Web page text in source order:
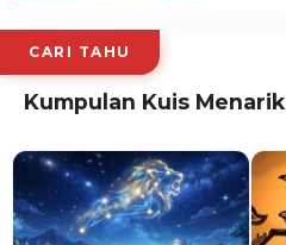
CARI TAHU
Kumpulan Kuis Menarik